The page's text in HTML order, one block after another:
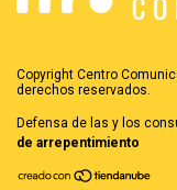
Copyright Centro
derechos reservados.
Defensa de las y los
de arrepentimiento